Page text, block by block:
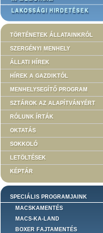
TÖRTÉNETEK ÁLLATAINKRÓL
SZERGÉNYI MENHELY
ÁLLATI HÍREK
HÍREK A GAZDIKTÓL
MENHELYSEGÍTŐ PROGRAM
SZTÁROK AZ ALAPÍTVÁNYÉRT
RÓLUNK ÍRTÁK
OKTATÁS
SOKKOLÓ
LETÖLTÉSEK
KÉPTÁR
SPECIÁLIS PROGRAMJAINK
MACSKAMENTÉS
MACS-KA-LAND
BOXER FAJTAMENTÉS